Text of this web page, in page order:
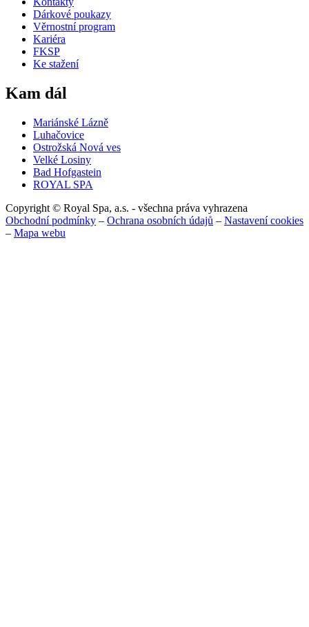
Dárkové poukazy
Věrnostní program
Kariéra
FKSP
Ke stažení
Kam dál
Mariánské Lázně
Luhačovice
Ostrožská Nová ves
Velké Losiny
Bad Hofgastein
ROYAL SPA
Copyright © Royal Spa, a.s. - všechna práva vyhrazena
Obchodní podmínky – Ochrana osobních údajů – Nastavení cookies
– Mapa webu